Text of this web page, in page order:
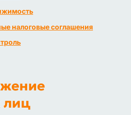
налоговые соглашения
лиц